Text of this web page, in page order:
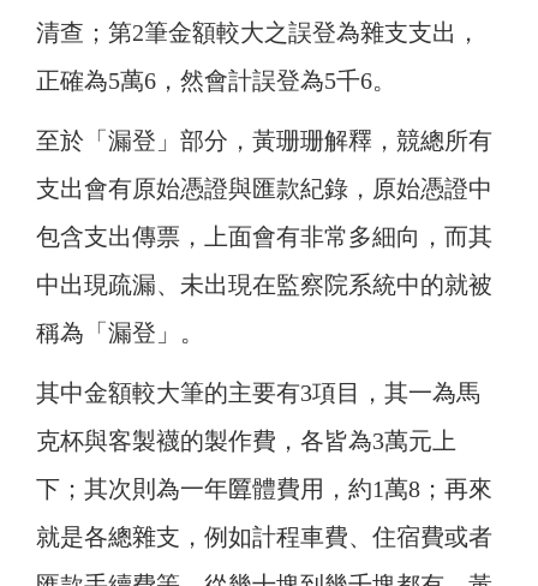
清查；第2筆金額較大之誤登為雜支支出，
正確為5萬6，然會計誤登為5千6。
至於「漏登」部分，黃珊珊解釋，競總所有
支出會有原始憑證與匯款紀錄，原始憑證中
包含支出傳票，上面會有非常多細向，而其
中出現疏漏、未出現在監察院系統中的就被
稱為「漏登」。
其中金額較大筆的主要有3項目，其一為馬
克杯與客製襪的製作費，各皆為3萬元上
下；其次則為一年匴體費用，約1萬8；再來
就是各總雜支，例如計程車費、住宿費或者